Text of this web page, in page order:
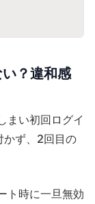
？違和感
まい初回ログイ
ず、2回目の
ト時に一旦無効